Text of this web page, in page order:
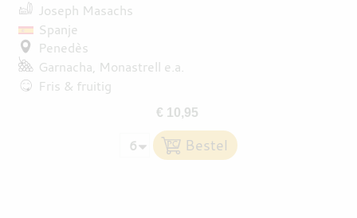
Joseph Masachs
Spanje
Penedès
Garnacha Monastrell e.a.
Fris & fruitig
€ 10,95